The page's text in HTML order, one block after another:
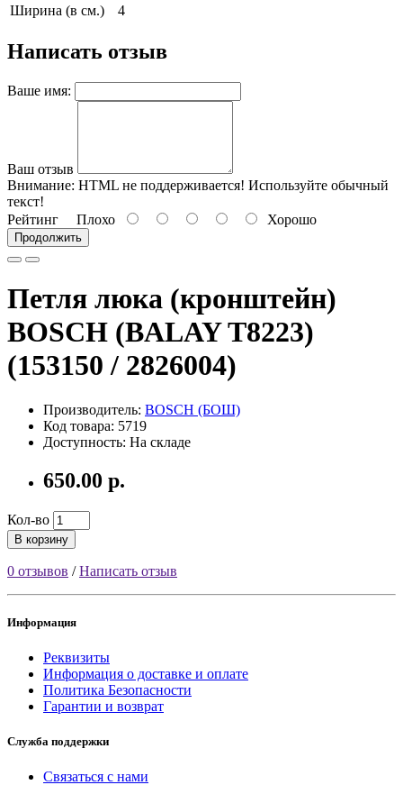
Ширина (в см.)
4
Написать отзыв
Ваше имя:
Ваш отзыв
Внимание: HTML не поддерживается! Используйте обычный
текст!
Рейтинг Плохо Хорошо
Продолжить
Петля люка (кронштейн)
BOSCH (BALAY T8223)
(153150 / 2826004)
Производитель: BOSCH (БОШ)
Код товара: 5719
Доступность: На складе
650.00 р.
Кол-во
В корзину
0 отзывов /Написать отзыв
Информация
Реквизиты
Информация о доставке и оплате
Политика Безопасности
Гарантии и возврат
Служба поддержки
Связаться с нами